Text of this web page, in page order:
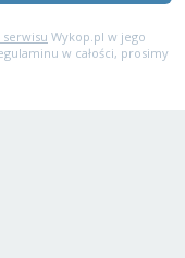
serwisu Wykop.pl w jego
w całości, prosimy